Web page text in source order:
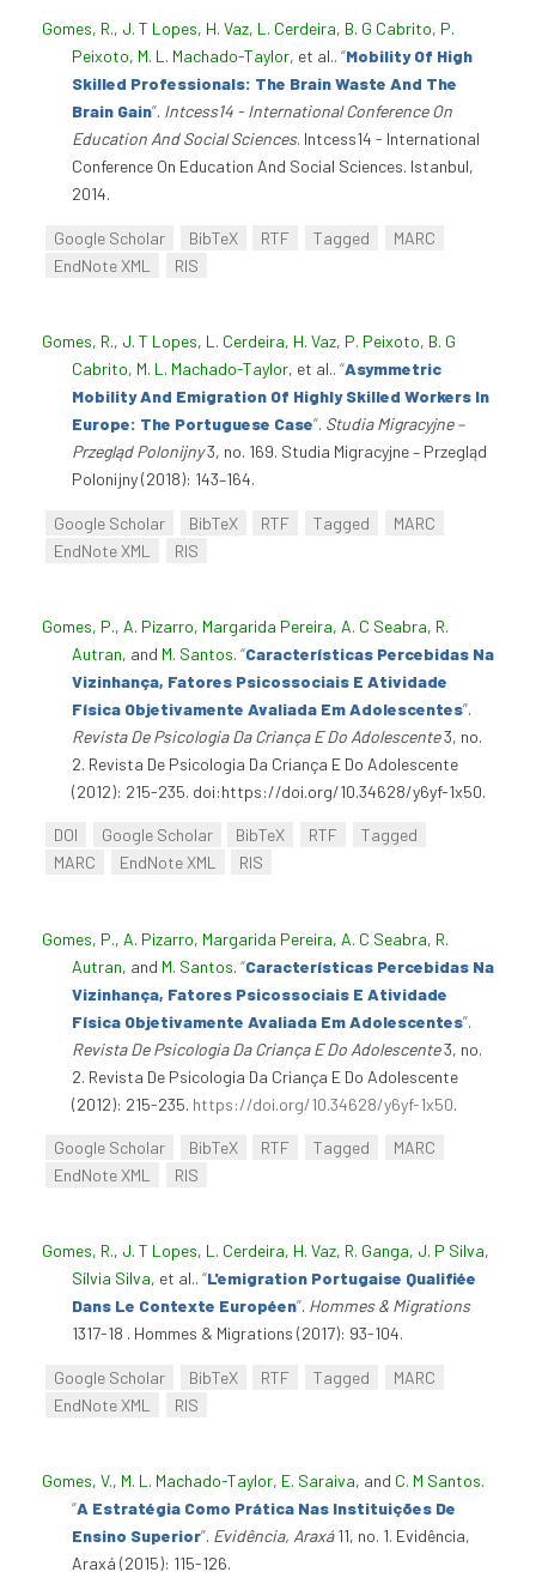
Gomes, R., J. T Lopes, H. Vaz, L. Cerdeira, B. G Cabrito, P.
Peixoto, M. L. Machado-Taylor, et al.. “Mobility Of High
Skilled Professionals: The Brain Waste And The
Brain Gain”. Intcess14 - International Conference On
Education And Social Sciences. Intcess14 - International
Conference On Education And Social Sciences. Istanbul,
2014.
Google Scholar BibTeX RTF Tagged
MARC
EndNote XML
RIS
Gomes, R., J. T Lopes, L. Cerdeira, H. Vaz, P. Peixoto, B. G
Cabrito, M. L. Machado-Taylor, et al.. “Asymmetric
Mobility And Emigration Of Highly Skilled Workers In
Europe: The Portuguese Case”. Studia Migracyjne –
Przegląd Polonijny3, no. 169. Studia Migracyjne – Przegląd
Polonijny (2018): 143–164.
Google Scholar BibTeX RTF Tagged
MARC
EndNote XML
RIS
Gomes, P., A. Pizarro, Margarida Pereira, A. C Seabra, R.
Autran, and M. Santos. “Características Percebidas Na
Vizinhança, Fatores Psicossociais E Atividade
Física Objetivamente Avaliada Em Adolescentes”.
Revista De Psicologia Da Criança E Do Adolescente3, no.
2. Revista De Psicologia Da Criança E Do Adolescente
(2012): 215-235. doi:https://doi.org/10.34628/y6yf-1x50.
DOI Google Scholar BibTeX RTF
Tagged
MARC
EndNote XML RIS
Gomes, P., A. Pizarro, Margarida Pereira, A. C Seabra, R.
Autran, and M. Santos. “Características Percebidas Na
Vizinhança, Fatores Psicossociais E Atividade
Física Objetivamente Avaliada Em Adolescentes”.
Revista De Psicologia Da Criança E Do Adolescente3, no.
2. Revista De Psicologia Da Criança E Do Adolescente
(2012): 215-235. https://doi.org/10.34628/y6yf-1x50.
Google Scholar BibTeX RTF Tagged
MARC
EndNote XML
RIS
Gomes, R., J. T Lopes, L. Cerdeira, H. Vaz, R. Ganga, J. P Silva,
Sílvia Silva, et al.. “L'emigration Portugaise Qualifiée
Dans Le Contexte Européen”. Hommes & Migrations
1317-18 . Hommes & Migrations (2017): 93-104.
Google Scholar BibTeX RTF Tagged
MARC
EndNote XML
RIS
Gomes, V., M. L. Machado-Taylor, E. Saraiva, and C. M Santos.
“A Estratégia Como Prática Nas Instituições De
Ensino Superior”. Evidência, Araxá11, no. 1. Evidência,
Araxá (2015): 115-126.